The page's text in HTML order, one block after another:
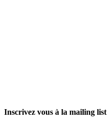
Inscrivez vous à la mailing list